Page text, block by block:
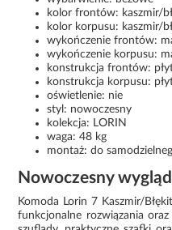
kolor frontów: kaszmir/
kolor korpusu: kaszmir/
wykończenie frontów:
wykończenie korpusu:
konstrukcja frontów:
konstrukcja korpusu:
oświetlenie: nie
styl: nowoczesny
kolekcja: LORIN
waga: 48 kg
montaż: do
Nowoczesny
Komoda Lorin 7 Kaszmir/
funkcjonalne rozwiązania